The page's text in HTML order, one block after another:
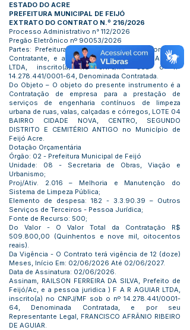
ESTADO DO ACRE
PREFEITURA MUNICIPAL DE FEIJÓ
EXTRATO DO CONTRATO N.º 216/2026
Processo Administrativo n° 112/2026
Pregão Eletrônico nº 90053/2026
Partes: Prefeitura Municipal de Feijó, Denominada
Contratante, e a Pessoa Jurídica: F A R AGUIAR
LTDA, inscrito(a) no CNPJ/MF sob o nº
14.278.441/0001-64, Denominada Contratada.
Do Objeto – O objeto do presente instrumento é a
Contratação de empresa para a prestação de
serviços de engenharia contínuos de limpeza
urbana de ruas, valas, calçadas e córregos, LOTE 04
BAIRRO CIDADE NOVA, CENTRO, SEGUNDO
DISTRITO E CEMITÉRIO ANTIGO no Município de
Feijó Acre.
Dotação Orçamentária
Órgão: 02 - Prefeitura Municipal de Feijó
Unidade: 08 - Secretaria de Obras, Viação e
Urbanismo;
Proj/Ativ. 2.016 – Melhoria e Manutenção do
Sistema de Limpeza Pública;
Elemento de despesa: 182 - 3.3.90.39 – Outros
Serviços de Terceiros - Pessoa Jurídica;
Fonte de Recurso: 500;
Do Valor - O Valor Total da Contratação R$
509.800,00 (Quinhentos e nove mil, oitocentos
reais).
Da Vigência - O Contrato terá vigência de 12 (doze)
Meses, Início Em: 02/06/2026 Até 02/06/2027.
Data de Assinatura: 02/06/2026.
Assinam, RAILSON FERREIRA DA SILVA, Prefeito de
Feijó/Ac, e a pessoa juridica ) F A R AGUIAR LTDA,
inscrito(a) no CNPJ/MF sob o nº 14.278.441/0001-
64, Denominada Contratada, e por seu
Representante Legal, FRANCISCO AFRÂNIO RIBEIRO
DE AGUIAR.